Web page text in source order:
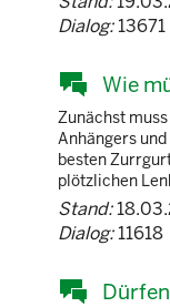
Dialog:13671
Wie
Zunächst
Anhängers
besten
plötzlichen
Stand:
Dialog:11618